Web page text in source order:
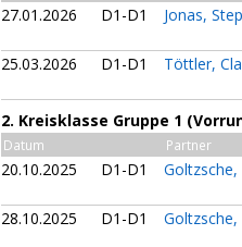
27.01.2026 D1-D1 Jonas,
25.03.2026 D1-D1 Töttler,
2. Kreisklasse Gruppe 1
Datum Partner
20.10.2025 D1-D1
28.10.2025 D1-D1